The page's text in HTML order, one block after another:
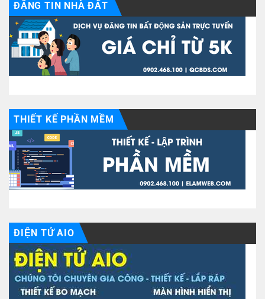
ĐĂNG TIN NHÀ ĐẤT
THIẾT KẾ PHẦN MỀM
ĐIỆN TỬ AIO